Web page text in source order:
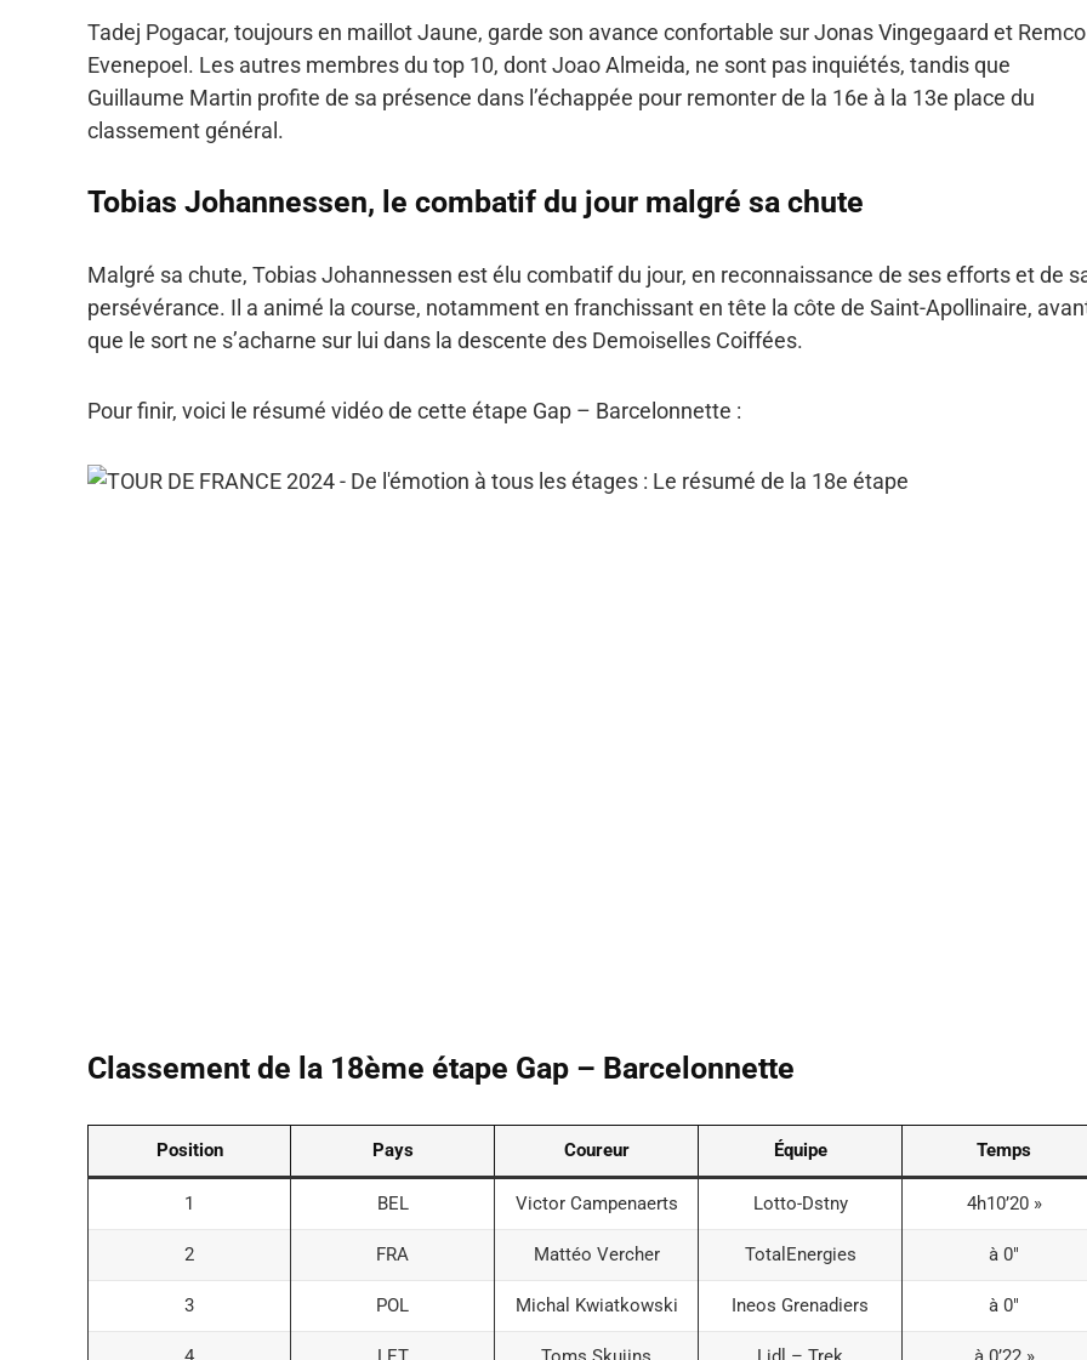
Tadej Pogacar, toujours en maillot Jaune, garde son avance confortable sur Jonas Vingegaard et Remco
Evenepoel. Les autres membres du top 10, dont Joao Almeida, ne sont pas inquiétés, tandis que
Guillaume Martin profite de sa présence dans l’échappée pour remonter de la 16e à la 13e place du
classement général.
Tobias Johannessen, le combatif du jour malgré sa chute
Malgré sa chute, Tobias Johannessen est élu combatif du jour, en reconnaissance de ses efforts et de
persévérance. Il a animé la course, notamment en franchissant en tête la côte de Saint-Apollinaire,
que le sort ne s’acharne sur lui dans la descente des Demoiselles Coiffées.
Pour finir, voici le résumé vidéo de cette étape Gap – Barcelonnette :
Classement de la 18ème étape Gap – Barcelonnette
Position Pays Coureur Équipe Temps
1 BEL Victor Campenaerts Lotto-Dstny 4h10’20 »
2 FRA Mattéo Vercher TotalEnergies à 0″
3 POL Michal Kwiatkowski Ineos Grenadiers à 0″